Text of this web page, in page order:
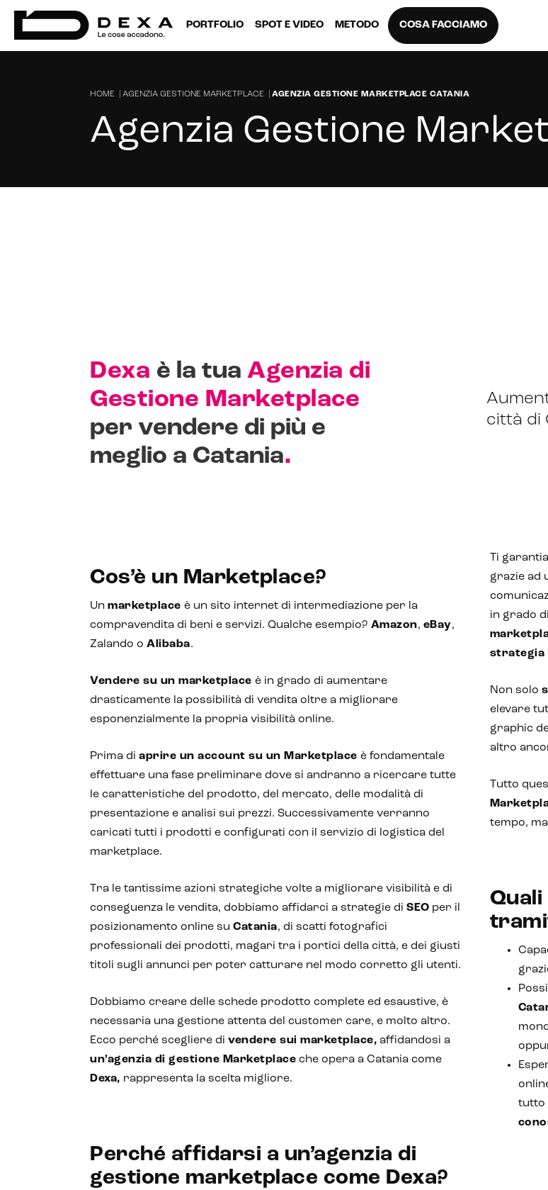
PORTFOLIO SPOT E VIDEO METODO COSA FACCIAMO
HOME AGENZIA GESTIONE MARKETPLACE AGENZIA GESTIONE MARKETPLACE CATANIA
Agenzia Gestione
Dexa è la tua Agenzia di
Gestione Marketplace
per vendere di più e
meglio a Catania.
città di
Cos’è un Marketplace?
Un marketplace è un sito internet di intermediazione per la
compravendita di beni e servizi. Qualche esempio? Amazon, eBay,
Zalando o Alibaba.
Vendere su un marketplace è in grado di aumentare
drasticamente la possibilità di vendita oltre a migliorare
esponenzialmente la propria visibilità online.
Prima di aprire un account su un Marketplace è fondamentale
effettuare una fase preliminare dove si andranno a ricercare tutte
le caratteristiche del prodotto, del mercato, delle modalità di
presentazione e analisi sui prezzi. Successivamente verranno
caricati tutti i prodotti e configurati con il servizio di logistica del
marketplace.
Tra le tantissime azioni strategiche volte a migliorare visibilità e di
conseguenza le vendita, dobbiamo affidarci a strategie di SEO per il
posizionamento online su Catania, di scatti fotografici
professionali dei prodotti, magari tra i portici della città, e dei giusti
titoli sugli annunci per poter catturare nel modo corretto gli utenti.
Dobbiamo creare delle schede prodotto complete ed esaustive, è
necessaria una gestione attenta del customer care, e molto altro.
Ecco perché scegliere di vendere sui marketplace, affidandosi a
un’agenzia di gestione Marketplace che opera a Catania come
Dexa, rappresenta la scelta migliore.
Perché affidarsi a un’agenzia di
gestione marketplace come Dexa?
Ti
grazie ad
in grado
strategia
Non solo
elevare
graphic
altro
Tutto
tempo,
tutto